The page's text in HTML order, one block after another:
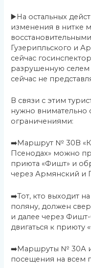
▶️На остальных
изменения в нитке
Гузерипльского и
сейчас
разрушенную селем
сейчас не
В связи с этим
нужно внимательно
ограничениями:
➡️Маршрут № 30В «К
Псенодах» можно
приюта «Фишт» и
через Армянский и
➡️Тот, кто выходит
поляну, должен
и далее через
двигаться к приюту
➡️Маршруты № 30А и
посещения на всем